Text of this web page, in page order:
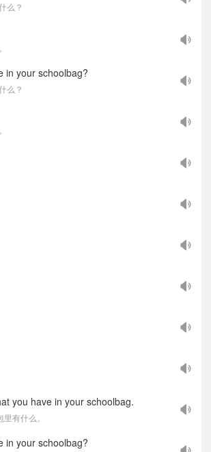
么？
in your schoolbag?
么？
you have in your schoolbag.
有什么。
in your schoolbag?